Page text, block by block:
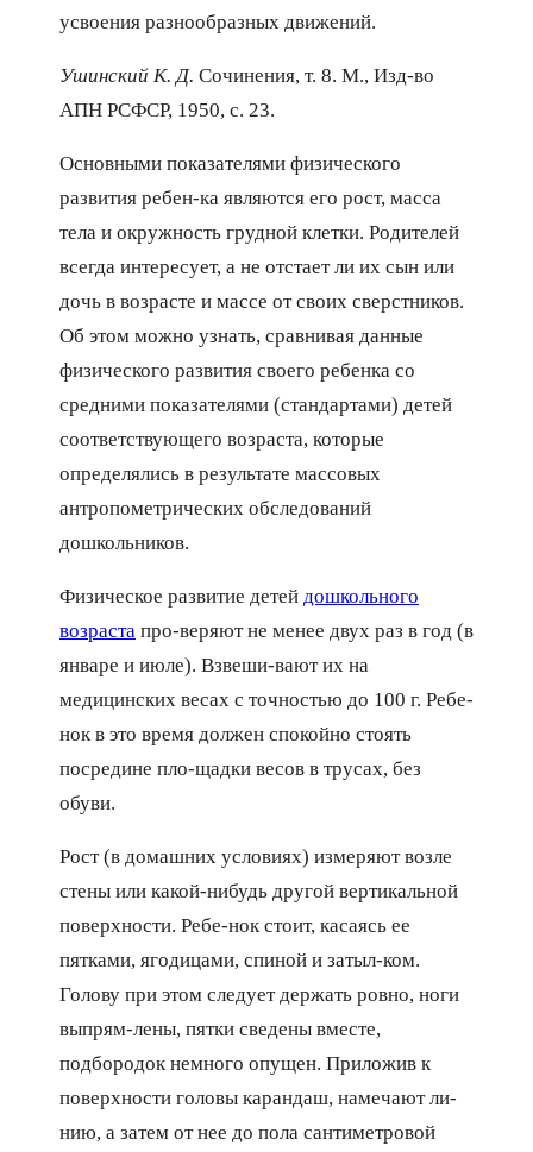
усвоения разнообразных движений.
Ушинский К. Д. Сочинения, т. 8. М., Изд-во
АПН РСФСР, 1950, с. 23.
Основными показателями физического
развития ребен-ка являются его рост, масса
тела и окружность грудной клетки. Родителей
всегда интересует, а не отстает ли их сын или
дочь в возрасте и массе от своих сверстников.
Об этом можно узнать, сравнивая данные
физического развития своего ребенка со
средними показателями (стандартами) детей
соответствующего возраста, которые
определялись в результате массовых
антропометрических обследований
дошкольников.
Физическое развитие детей дошкольного
возраста про-веряют не менее двух раз в год (в
январе и июле). Взвеши-вают их на
медицинских весах с точностью до 100 г. Ребе-
нок в это время должен спокойно стоять
посредине пло-щадки весов в трусах, без
обуви.
Рост (в домашних условиях) измеряют возле
стены или какой-нибудь другой вертикальной
поверхности. Ребе-нок стоит, касаясь ее
пятками, ягодицами, спиной и затыл-ком.
Голову при этом следует держать ровно, ноги
выпрям-лены, пятки сведены вместе,
подбородок немного опущен. Приложив к
поверхности головы карандаш, намечают ли-
нию, а затем от нее до пола сантиметровой